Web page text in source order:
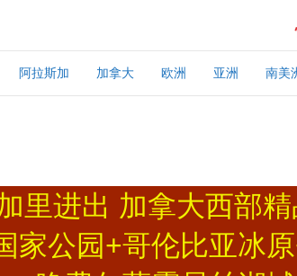
阿拉斯加 加拿大 欧洲 亚洲 南美
里进出 加拿大西部
家公园+哥伦比亚冰